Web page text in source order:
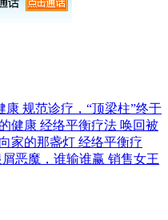
规范诊疗，“顶梁柱”终于
经络平衡疗法 唤回被
经络平衡疗
销售女王